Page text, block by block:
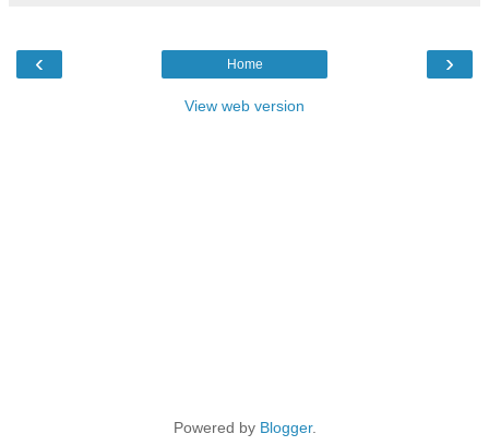
‹ ›
Home
View web version
Powered by Blogger.